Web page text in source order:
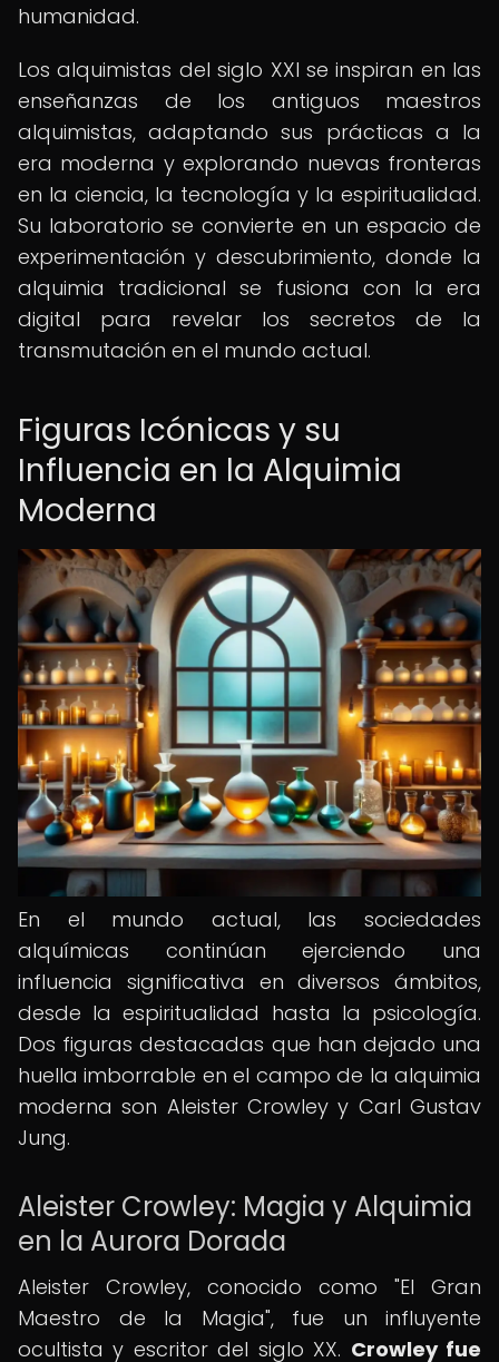
humanidad.
Los alquimistas del siglo XXI se inspiran en las
enseñanzas de los antiguos maestros
alquimistas, adaptando sus prácticas a la
era moderna y explorando nuevas fronteras
en la ciencia, la tecnología y la espiritualidad.
Su laboratorio se convierte en un espacio de
experimentación y descubrimiento, donde la
alquimia tradicional se fusiona con la era
digital para revelar los secretos de la
transmutación en el mundo actual.
Figuras Icónicas y su
Influencia en la Alquimia
Moderna
En el mundo actual, las sociedades
alquímicas continúan ejerciendo una
influencia significativa en diversos ámbitos,
desde la espiritualidad hasta la psicología.
Dos figuras destacadas que han dejado una
huella imborrable en el campo de la alquimia
moderna son Aleister Crowley y Carl Gustav
Jung.
Aleister Crowley: Magia y Alquimia
en la Aurora Dorada
Aleister Crowley, conocido como "El Gran
Maestro de la Magia", fue un influyente
ocultista y escritor del siglo XX. Crowley fue